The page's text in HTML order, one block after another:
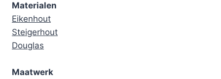
Materialen
Eikenhout
Steigerhout
Douglas
Maatwerk